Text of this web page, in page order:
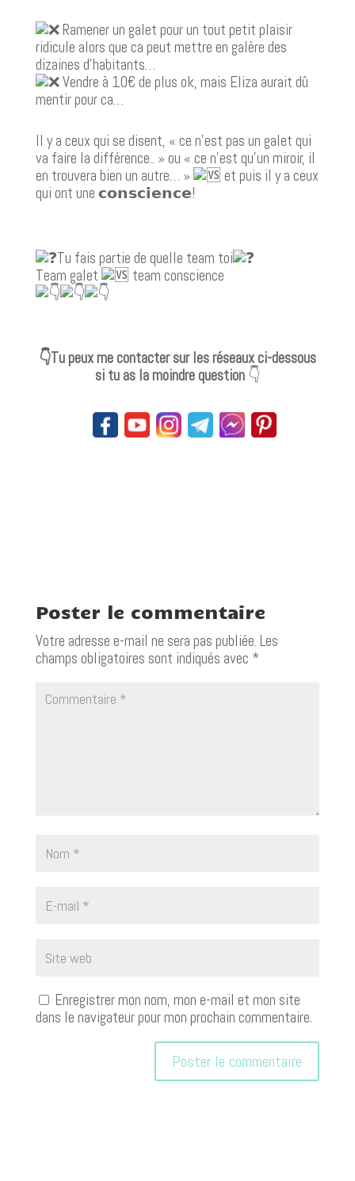
Ramener un galet pour un tout petit plaisir
ridicule alors que ca peut mettre en galère des
dizaines d’habitants…
Vendre à 10€ de plus ok, mais Eliza aurait dû
mentir pour ca…
Il y a ceux qui se disent, « ce n’est pas un galet qui
va faire la différence.. » ou « ce n’est qu’un miroir, il
en trouvera bien un autre… »
et puis il y a ceux
qui ont une 𝗰𝗼𝗻𝘀𝗰𝗶𝗲𝗻𝗰𝗲!
Tu fais partie de quelle team toi
Team galet
team conscience
👇Tu peux me contacter sur les réseaux ci-dessous
si tu as la moindre question👇
Poster le commentaire
Votre adresse e-mail ne sera pas publiée. Les
champs obligatoires sont indiqués avec *
Enregistrer mon nom, mon e-mail et mon site
dans le navigateur pour mon prochain commentaire.